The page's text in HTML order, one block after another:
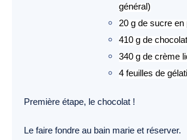
général)
20 g de sucre en
410 g de
340 g de crème
4 feuilles de
Première étape, le chocolat !
Le faire fondre au bain marie et réserver.